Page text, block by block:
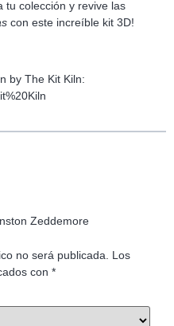
tu colección y revive las
con este increíble kit 3D!
by The Kit Kiln:
Zeddemore
no será publicada.
Los
con *